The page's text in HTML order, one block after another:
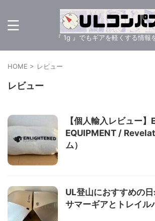
『 1g 』でもギアを軽くする情報
HOME > レビュー
レビュー
【個人輸入レビュー
EQUIPMENT /
ム）
UL登山におすすめの
サマーギアとトレイル